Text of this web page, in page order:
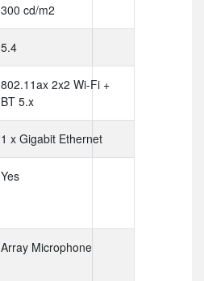
300 cd/m2
5.4
802.11ax 2x2 Wi-Fi +
BT 5.x
1 x Gigabit Ethernet
Yes
Array Microphone